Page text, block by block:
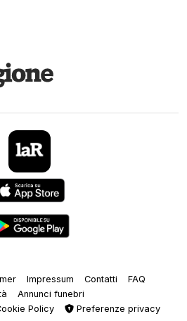
Impressum Contatti
FAQ
Annunci funebri
Policy Preferenze privacy